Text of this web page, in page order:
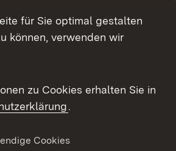
für Sie optimal gestalten
können, verwenden wir
zu Cookies erhalten Sie in
.
Cookies